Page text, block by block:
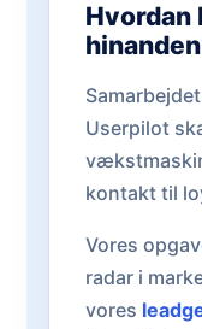
Hvordan
Userpilot
kontakt til
Vores
radar i
vores